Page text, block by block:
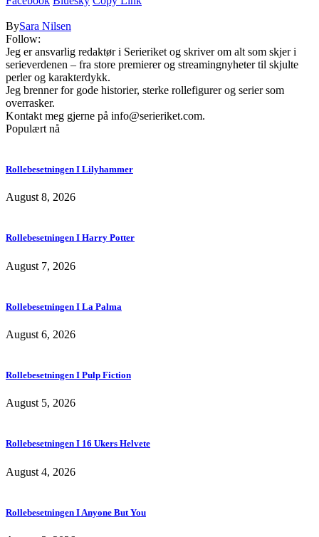
BySara Nilsen
Follow:
Jeg er ansvarlig redaktør i Serieriket og skriver om alt som skjer i
serieverdenen – fra store premierer og streamingnyheter til skjulte
perler og karakterdykk.
Jeg brenner for gode historier, sterke rollefigurer og serier som
overrasker.
Kontakt meg gjerne på info@serieriket.com.
Populært nå
Rollebesetningen I Lilyhammer
August 8, 2026
Rollebesetningen I Harry Potter
August 7, 2026
Rollebesetningen I La Palma
August 6, 2026
Rollebesetningen I Pulp Fiction
August 5, 2026
Rollebesetningen I 16 Ukers Helvete
August 4, 2026
Rollebesetningen I Anyone But You